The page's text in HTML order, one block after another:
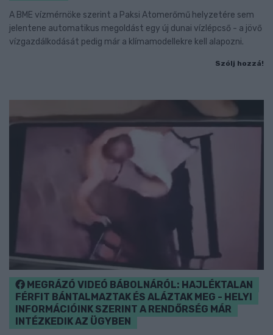
A BME vízmérnöke szerint a Paksi Atomerőmű helyzetére sem
jelentene automatikus megoldást egy új dunai vízlépcső - a jövő
vízgazdálkodását pedig már a klímamodellekre kell alapozni.
Szólj hozzá!
MEGRÁZÓ VIDEÓ BÁBOLNÁRÓL: HAJLÉKTALAN
FÉRFIT BÁNTALMAZTAK ÉS ALÁZTAK MEG - HELYI
INFORMÁCIÓINK SZERINT A RENDŐRSÉG MÁR
INTÉZKEDIK AZ ÜGYBEN